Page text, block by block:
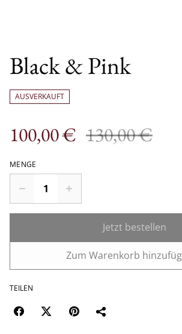
Black & Pink
AUSVERKAUFT
100,00 € 130,00 €
MENGE
Jetzt bestellen
Zum Warenkorb
TEILEN